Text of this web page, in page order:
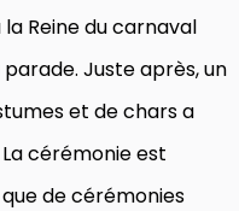
Reine du carnaval
Juste après, un
et de chars a
cérémonie est
de cérémonies